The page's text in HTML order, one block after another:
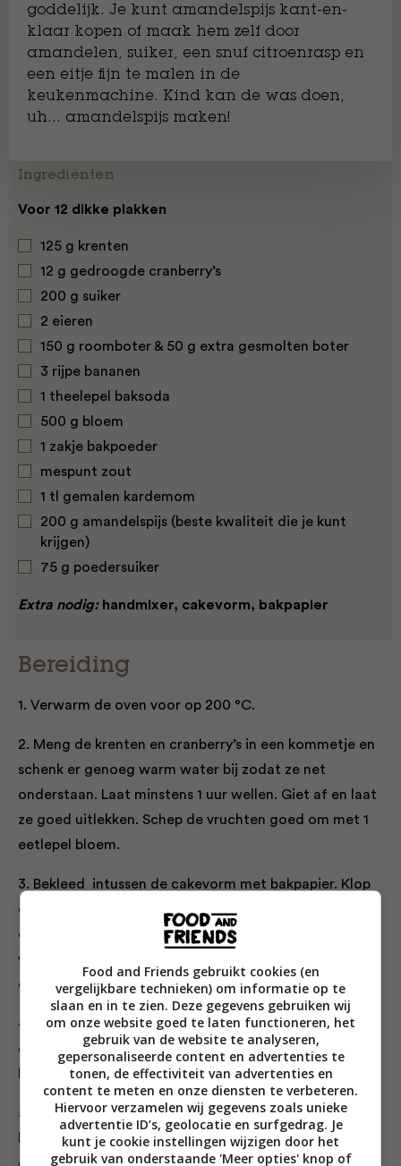
goddelijk. Je kunt amandelspijs kant-en-
klaar kopen of maak hem zelf door
amandelen, suiker, een snuf citroenrasp en
een eitje fijn te malen in de
keukenmachine. Kind kan de was doen,
uh… amandelspijs maken!
Ingrediënten
Voor 12 dikke plakken
125 g krenten
12 g gedroogde cranberry’s
200 g suiker
2 eieren
150 g roomboter & 50 g extra gesmolten boter
3 rijpe bananen
1 theelepel baksoda
500 g bloem
1 zakje bakpoeder
mespunt zout
1 tl gemalen kardemom
200 g amandelspijs (beste kwaliteit die je kunt
krijgen)
75 g poedersuiker
Extra nodig: handmixer, cakevorm, bakpapier
Bereiding
1. Verwarm de oven voor op 200 °C.
2. Meng de krenten en cranberry’s in een kommetje en
schenk er genoeg warm water bij zodat ze net
onderstaan. Laat minstens 1 uur wellen. Giet af en laat
ze goed uitlekken. Schep de vruchten goed om met 1
eetlepel bloem.
3. Bekleed intussen de cakevorm met bakpapier. Klop
de eieren en boter met de handmixer in 5 minuten tot
een romig mengsel. Prak de bananen en roer 100 ml
warm water en de baksoda door de bananen. Schep
door de eimengsel.
4. Meng bloem, bakpoeder en kardemom goed door
elkaar in een grote kom en schep het eimengsel, het
banaanmengsel en de vruchten erdoor.
5. Schep in de cakevorm. Bak de stol in ca. 60 minuten
bruin en gaar. Steek er een satéprikker in om te
Food and Friends gebruikt cookies (en
vergelijkbare technieken) om informatie op te
slaan en in te zien. Deze gegevens gebruiken wij
om onze website goed te laten functioneren, het
gebruik van de website te analyseren,
gepersonaliseerde content en advertenties te
tonen, de effectiviteit van advertenties en
content te meten en onze diensten te verbeteren.
Hiervoor verzamelen wij gegevens zoals unieke
advertentie ID’s, geolocatie en surfgedrag. Je
kunt je cookie instellingen wijzigen door het
gebruik van onderstaande 'Meer opties' knop of